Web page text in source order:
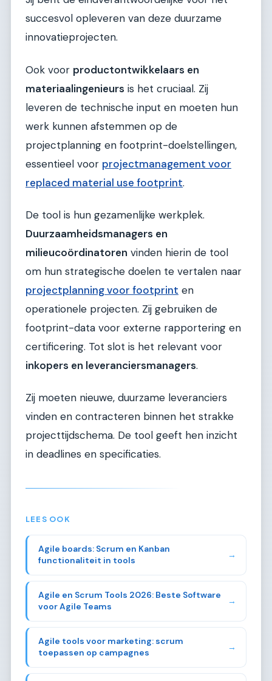
succesvol opleveren van deze duurzame
innovatieprojecten.
Ook voor productontwikkelaars en
materiaalingenieurs is het cruciaal. Zij
leveren de technische input en moeten hun
werk kunnen afstemmen op de
projectplanning en footprint-doelstellingen,
essentieel voor projectmanagement voor
replaced material use footprint.
De tool is hun gezamenlijke werkplek.
Duurzaamheidsmanagers en
milieucoördinatoren vinden hierin de tool
om hun strategische doelen te vertalen naar
projectplanning voor footprint en
operationele projecten. Zij gebruiken de
footprint-data voor externe rapportering en
certificering. Tot slot is het relevant voor
inkopers en leveranciersmanagers.
Zij moeten nieuwe, duurzame leveranciers
vinden en contracteren binnen het strakke
projecttijdschema. De tool geeft hen inzicht
in deadlines en specificaties.
LEES OOK
Agile boards: Scrum en Kanban
functionaliteit in tools
→
Agile en Scrum Tools 2026: Beste Software
voor Agile Teams
→
Agile tools voor marketing: scrum
toepassen op campagnes
→